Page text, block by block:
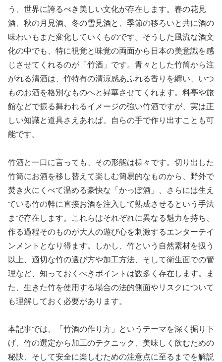
う、世界に誇るべき美しい文化が存在します。春の花見
酒、秋の月見酒、冬の雪見酒と、季節の移ろいと共に酒の
味わいもまた変化していくものです。そうした風流な酒文
化の中でも、特に視覚と味覚の両面から日本の美意識を感
じさせてくれるのが「竹酒」です。青々とした竹筒から注
がれる清酒は、竹特有の清涼感あふれる香りを纏い、いつ
ものお酒を格別なものへと昇華させてくれます。料亭や旅
館などで振る舞われるイメージの強い竹酒ですが、実は正
しい知識と道具さえあれば、自らの手で作り出すことも可
能です。
竹酒と一口に言っても、その形態は様々です。切り出した
竹筒にお酒を移し替えて楽しむ簡易的なものから、野外で
焚き火にくべて温める豪快な「かっぽ酒」、さらには生え
ている竹の幹に直接お酒を注入して熟成させるという手法
まで存在します。これらはそれぞれに異なる魅力を持ち、
作る過程そのものが大人の遊び心を刺激するエンターテイ
ンメントとなり得ます。しかし、竹という自然素材を扱う
以上、適切な竹の選び方や加工方法、そして衛生面での管
理など、知っておくべきポイントは数多く存在します。ま
た、生きた竹を使用する場合の法的側面やリスクについて
も理解しておく必要があります。
本記事では、「竹酒の作り方」というテーマを深く掘り下
げ、竹の選定から加工のテクニック、美味しく飲むための
秘訣、そして安全に楽しむための注意点に至るまでを解説